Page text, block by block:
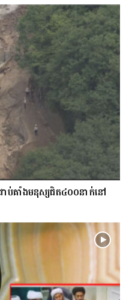
ាប់​គាំង​​​មនុស្ស​ជិត​៤០០នាក់​នៅ